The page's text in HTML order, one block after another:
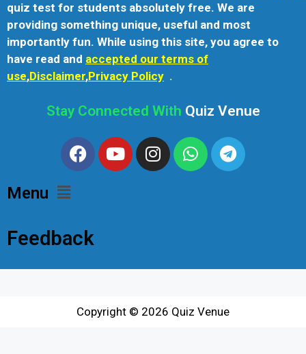
quiz test for students absolutely free. We are
providing something unique, useful and most
importantly fun. While using this site, you agree to
have read and accepted our terms of
use,Disclaimer,Privacy Policy .
Stay Connected With Quiz Venue
Menu
Feedback
Copyright © 2026 Quiz Venue